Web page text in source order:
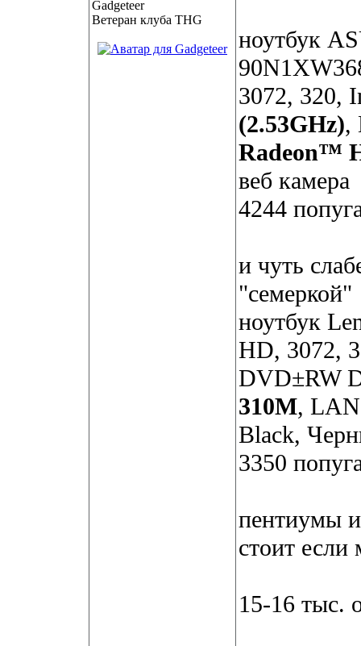
Ветеран клуба THG
ноутбук
3072, 320,
(2.53GHz),
Radeon™
веб камера
4244
и чуть
"семеркой"
ноутбук
HD, 3072,
DVD±RW
310M,
Black,
3350
пентиумы
стоит
15-16 тыс.